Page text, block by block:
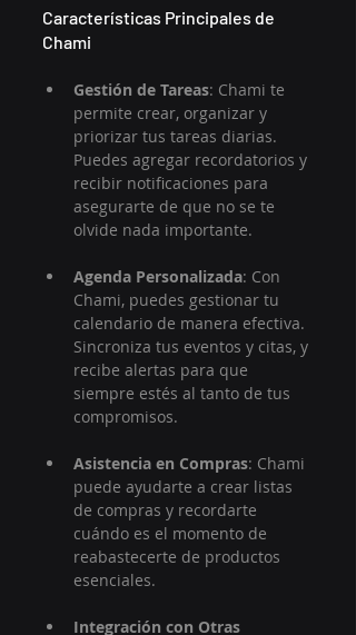
Características Principales de
Chami
Gestión de Tareas: Chami te
permite crear, organizar y
priorizar tus tareas diarias.
Puedes agregar recordatorios y
recibir notificaciones para
asegurarte de que no se te
olvide nada importante.
Agenda Personalizada: Con
Chami, puedes gestionar tu
calendario de manera efectiva.
Sincroniza tus eventos y citas, y
recibe alertas para que
siempre estés al tanto de tus
compromisos.
Asistencia en Compras: Chami
puede ayudarte a crear listas
de compras y recordarte
cuándo es el momento de
reabastecerte de productos
esenciales.
Integración con Otras